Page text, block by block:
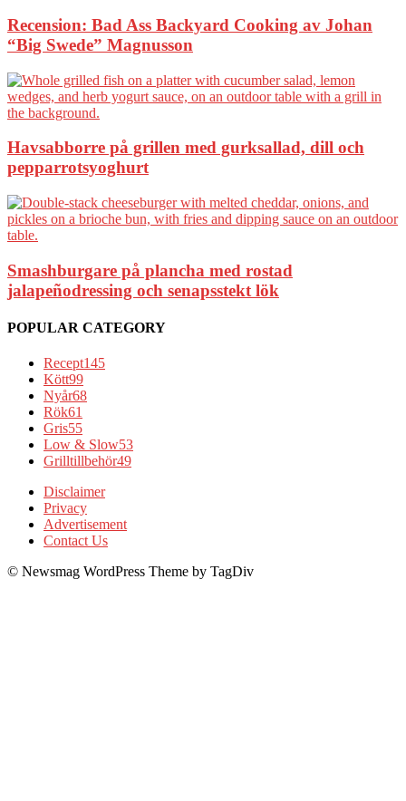
Recension: Bad Ass Backyard Cooking av Johan
“Big Swede” Magnusson
Havsabborre på grillen med gurksallad, dill och
pepparrotsyoghurt
Smashburgare på plancha med rostad
jalapeñodressing och senapsstekt lök
POPULAR CATEGORY
Recept145
Kött99
Nyår68
Rök61
Gris55
Low & Slow53
Grilltillbehör49
Disclaimer
Privacy
Advertisement
Contact Us
© Newsmag WordPress Theme by TagDiv